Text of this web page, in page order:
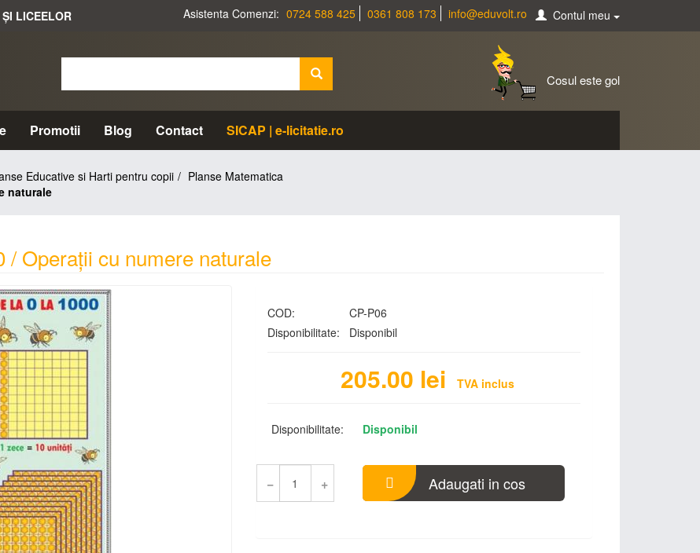
LICEELOR Asistenta Comenzi: 0724 588 425 0361 808 173 info@eduvolt.ro Contul meu
Cosul este gol
Promotii Blog Contact SICAP | e-licitatie.ro
Educative si Harti pentru copii
Planse Matematica
naturale
/ Operaţii cu numere naturale
COD:
CP-P06
Disponibilitate:
Disponibil
205.00 lei TVA inclus
Disponibilitate: Disponibil
− + Adaugati in cos